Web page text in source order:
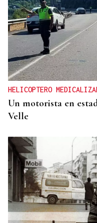
HELICOPTERO
Un motorista en
Velle